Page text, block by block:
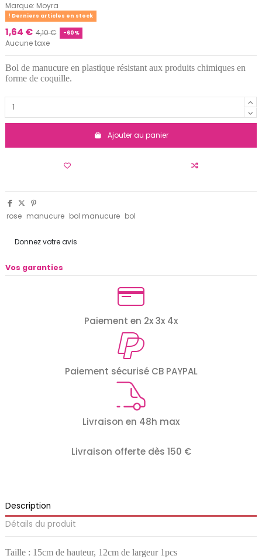
Marque: Moyra
Derniers articles en stock
1,64 € 4,10 € -60%
Aucune taxe
Bol de manucure en plastique résistant aux produits chimiques en
forme de coquille.
Ajouter au panier
rose manucure bol manucure bol
Donnez votre avis
Vos garanties
Paiement en 2x 3x 4x
Paiement sécurisé CB PAYPAL
Livraison en 48h max
Livraison offerte dès 150 €
Description
Détails du produit
Taille : 15cm de hauteur, 12cm de largeur 1pcs